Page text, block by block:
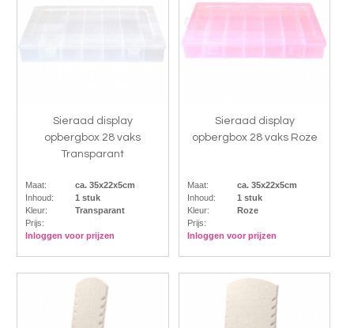
Sieraad display
opbergbox 28 vaks
Transparant
Maat:
ca. 35x22x5cm
Inhoud:
1 stuk
Kleur:
Transparant
Prijs:
Inloggen voor prijzen
Sieraad display
opbergbox 28 vaks Roze
Maat:
ca. 35x22x5cm
Inhoud:
1 stuk
Kleur:
Roze
Prijs:
Inloggen voor prijzen